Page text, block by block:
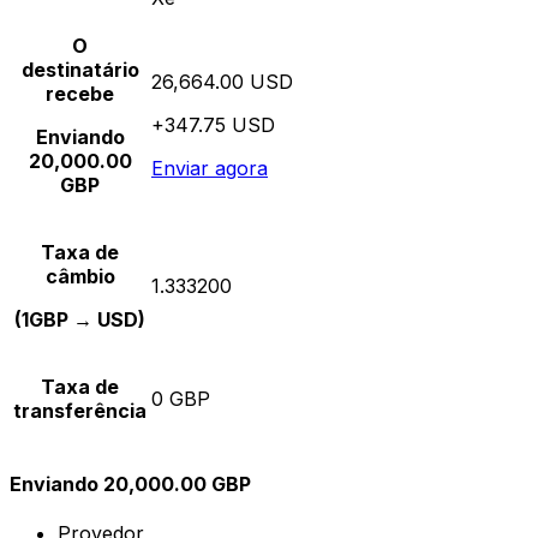
O
destinatário
recebe
Enviando
20,000.00
GBP
26,664.00 USD
+347.75 USD
Enviar agora
Taxa de
câmbio
(1GBP → USD)
1.333200
Taxa de
transferência 0 GBP
Enviando 20,000.00 GBP
Provedor